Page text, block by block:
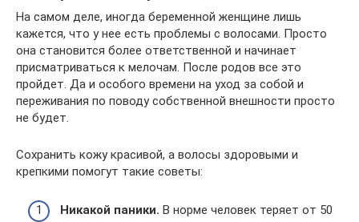
На самом деле, иногда беременной женщине лишь
кажется, что у нее есть проблемы с волосами. Просто
она становится более ответственной и начинает
присматриваться к мелочам. После родов все это
пройдет. Да и особого времени на уход за собой и
переживания по поводу собственной внешности просто
не будет.
Сохранить кожу красивой, а волосы здоровыми и
крепкими помогут такие советы:
Никакой паники. В норме человек теряет от 50